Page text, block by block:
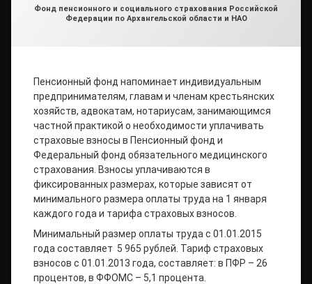
Рубрики:
Фонд пенсионного и социального страхования Российской
Федерации по Архангельской области и НАО
Пенсионный фонд напоминает индивидуальным
предпринимателям, главам и членам крестьянских
хозяйств, адвокатам, нотариусам, занимающимся
частной практикой о необходимости уплачивать
страховые взносы в Пенсионный фонд и
Федеральный фонд обязательного медицинского
страхования. Взносы уплачиваются в
фиксированных размерах, которые зависят от
минимального размера оплаты труда на 1 января
каждого года и тарифа страховых взносов.
Минимальный размер оплаты труда с 01.01.2015
года составляет 5 965 рублей. Тариф страховых
взносов с 01.01.2013 года, составляет: в ПФР – 26
процентов, в ФФОМС – 5,1 процента.